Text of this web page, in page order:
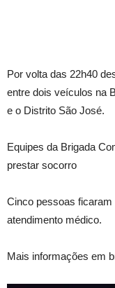
Por volta das 22h40
entre dois veículos na
e o Distrito São José.
Equipes da Brigada
prestar socorro
Cinco pessoas
atendimento médico.
Mais informações em